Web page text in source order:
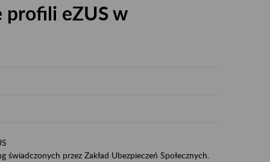
profili eZUS w
przez Zakład Ubezpieczeń Społecznych.